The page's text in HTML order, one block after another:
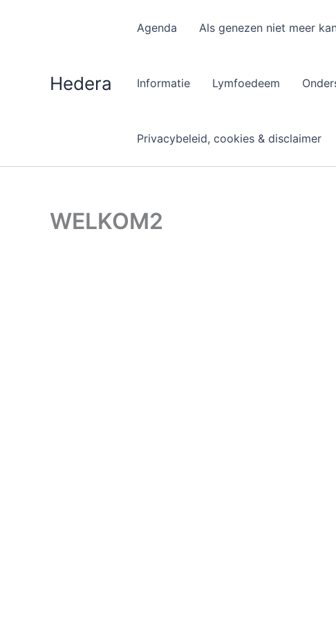
Hedera
Agenda Als genezen niet meer
Informatie Lymfoedeem
Privacybeleid, cookies & disclaimer
WELKOM2